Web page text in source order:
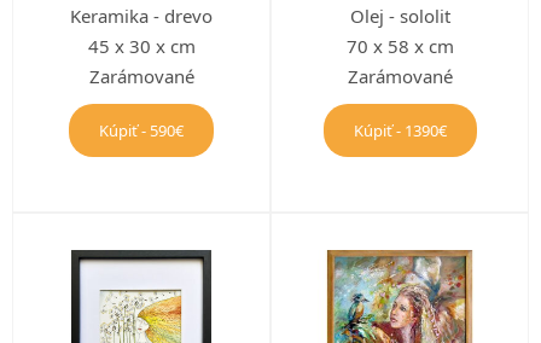
Keramika - drevo
45 x 30 x cm
Zarámované
Kúpiť - 590€
Olej - sololit
70 x 58 x cm
Zarámované
Kúpiť - 1390€